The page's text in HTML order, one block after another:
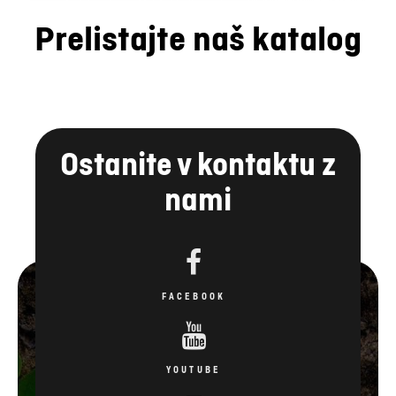
Prelistajte naš katalog
Ostanite v kontaktu z
nami
FACEBOOK
YOUTUBE